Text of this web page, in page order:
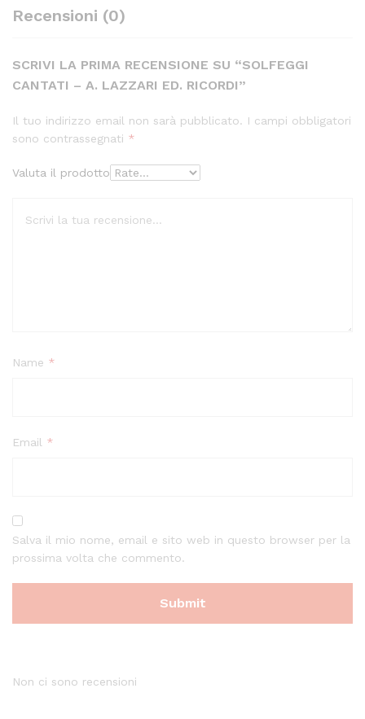
Recensioni (0)
SCRIVI LA PRIMA RECENSIONE SU “SOLFEGGI
CANTATI – A. LAZZARI ED. RICORDI”
Il tuo indirizzo email non sarà pubblicato. I campi obbligatori
sono contrassegnati *
Valuta il prodotto
Name *
Email *
Salva il mio nome, email e sito web in questo browser per la
prossima volta che commento.
Non ci sono recensioni